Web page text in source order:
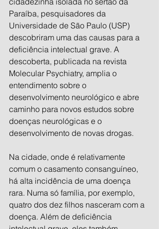
Paraíba, pesquisadores da
Universidade de São Paulo (USP)
descobriram uma das causas para a
deficiência intelectual grave. A
descoberta, publicada na revista
Molecular Psychiatry, amplia o
entendimento sobre o
desenvolvimento neurológico e abre
caminho para novos estudos sobre
doenças neurológicas e o
desenvolvimento de novas drogas.
Na cidade, onde é relativamente
comum o casamento consanguíneo,
há alta incidência de uma doença
rara. Numa só família, por exemplo,
quatro dos dez filhos nasceram com a
doença. Além de deficiência